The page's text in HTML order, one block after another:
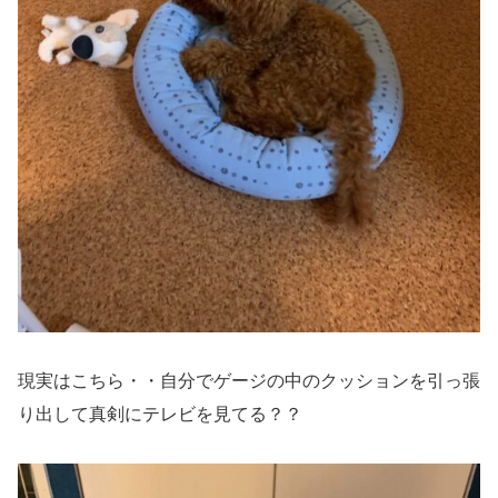
現実はこちら・・自分でゲージの中のクッションを引っ張
り出して真剣にテレビを見てる？？